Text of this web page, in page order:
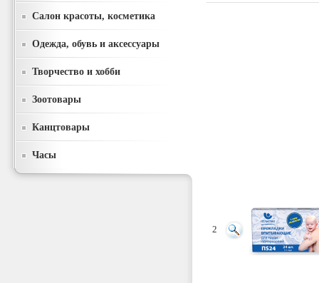
Салон красоты, косметика
Одежда, обувь и аксессуары
Творчество и хобби
Зоотовары
Канцтовары
Часы
2